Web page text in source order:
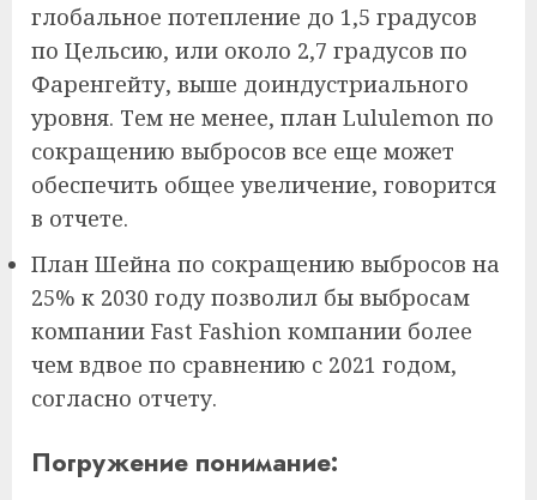
глобальное потепление до 1,5 градусов
по Цельсию, или около 2,7 градусов по
Фаренгейту, выше доиндустриального
уровня. Тем не менее, план Lululemon по
сокращению выбросов все еще может
обеспечить общее увеличение, говорится
в отчете.
План Шейна по сокращению выбросов на
25% к 2030 году позволил бы выбросам
компании Fast Fashion компании более
чем вдвое по сравнению с 2021 годом,
согласно отчету.
Погружение понимание: